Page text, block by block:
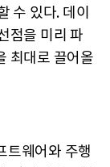
수 있다. 데이
점을 미리 파
최대로 끌어올
트웨어와 주행